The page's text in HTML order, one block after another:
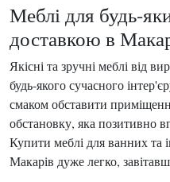
Меблі для будь-
доставкою в
Якісні та зручні меблі від
будь-якого сучасного
смаком обставити
обстановку, яка позитивно
Купити меблі для ванних та
Макарів дуже легко,